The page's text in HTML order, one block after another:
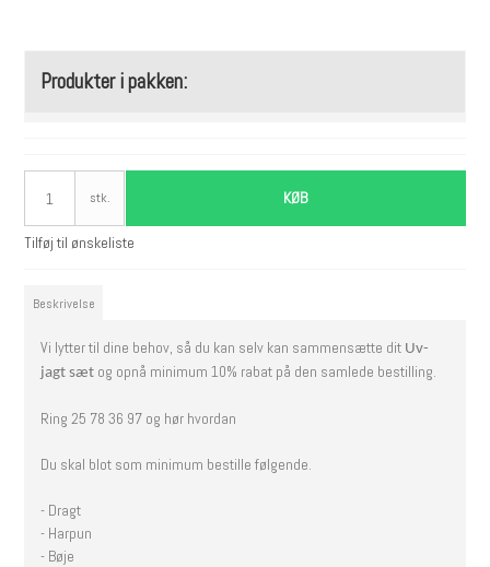
Produkter i pakken:
stk. KØB
Tilføj til ønskeliste
Beskrivelse
Vi lytter til dine behov, så du kan selv kan sammensætte dit Uv-
jagt sæt og opnå minimum 10% rabat på den samlede bestilling.
Ring 25 78 36 97 og hør hvordan
Du skal blot som minimum bestille følgende.
- Dragt
- Harpun
- Bøje